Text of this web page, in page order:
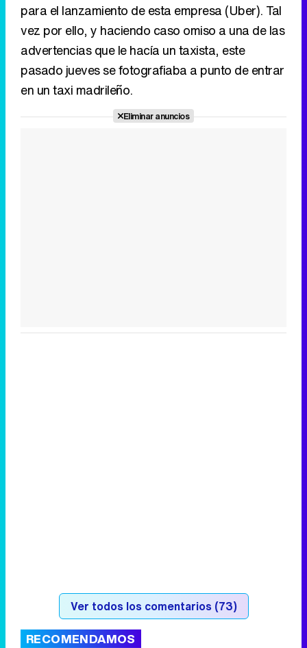
para el lanzamiento de esta empresa (Uber). Tal
vez por ello, y haciendo caso omiso a una de las
advertencias que le hacía un taxista, este
pasado jueves se fotografiaba a punto de entrar
en un taxi madrileño.
Eliminar anuncios
Ver todos los comentarios (73)
RECOMENDAMOS